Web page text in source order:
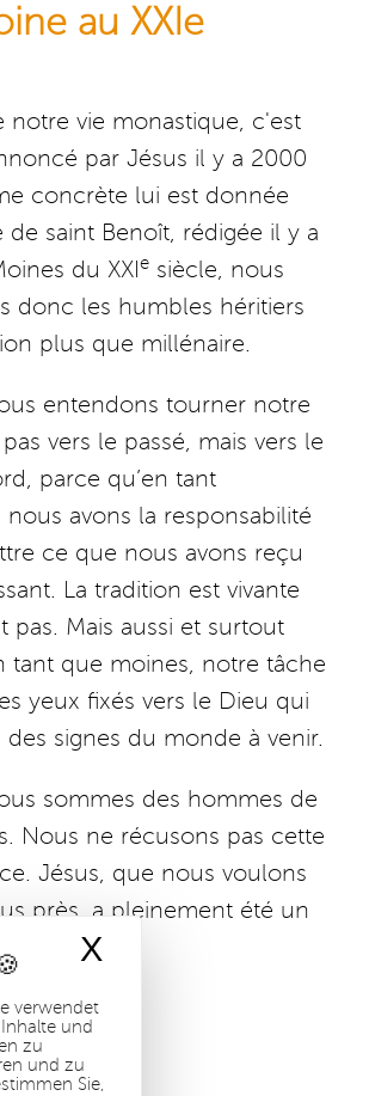
verwendet
und
zu
und zu
Sie,
X
au XXIe
vie monastique, c'est
par Jésus il y a 2000
concrète lui est donnée
de saint Benoît, rédigée il y a
du XXI esiècle, nous
donc les humbles héritiers
plus que millénaire.
entendons tourner notre
vers le passé, mais vers le
parce qu’en tant
nous avons la responsabilité
ce que nous avons reçu
La tradition est vivante
pas. Mais aussi et surtout
tant que moines, notre tâche
yeux fixés vers le Dieu qui
des signes du monde à venir.
sommes des hommes de
Nous ne récusons pas cette
Jésus, que nous voulons
près, a pleinement été un
époque.